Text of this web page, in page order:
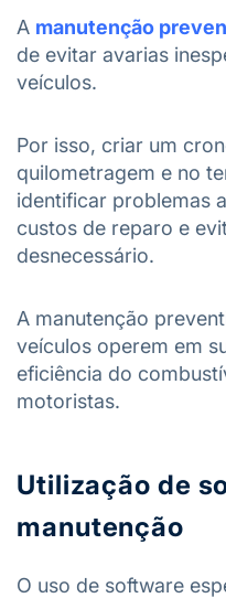
A manutenção
de evitar avarias
veículos.
Por isso, criar um
quilometragem e no
identificar problemas
custos de reparo e
desnecessário.
A manutenção
veículos operem em
eficiência do
motoristas.
Utilização de
manutenção
O uso de software